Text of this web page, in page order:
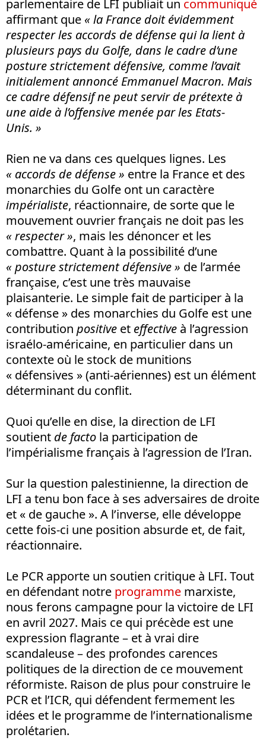
parlementaire de LFI publiait un communiqué
affirmant que « la France doit évidemment
respecter les accords de défense qui la lient à
plusieurs pays du Golfe, dans le cadre d’une
posture strictement défensive, comme l’avait
initialement annoncé Emmanuel Macron. Mais
ce cadre défensif ne peut servir de prétexte à
une aide à l’offensive menée par les Etats-
Unis. »
Rien ne va dans ces quelques lignes. Les
« accords de défense » entre la France et des
monarchies du Golfe ont un caractère
impérialiste, réactionnaire, de sorte que le
mouvement ouvrier français ne doit pas les
« respecter », mais les dénoncer et les
combattre. Quant à la possibilité d’une
« posture strictement défensive » de l’armée
française, c’est une très mauvaise
plaisanterie. Le simple fait de participer à la
« défense » des monarchies du Golfe est une
contribution positive et effective à l’agression
israélo-américaine, en particulier dans un
contexte où le stock de munitions
« défensives » (anti-aériennes) est un élément
déterminant du conflit.
Quoi qu’elle en dise, la direction de LFI
soutient de facto la participation de
l’impérialisme français à l’agression de l’Iran.
Sur la question palestinienne, la direction de
LFI a tenu bon face à ses adversaires de droite
et « de gauche ». A l’inverse, elle développe
cette fois-ci une position absurde et, de fait,
réactionnaire.
Le PCR apporte un soutien critique à LFI. Tout
en défendant notre programme marxiste,
nous ferons campagne pour la victoire de LFI
en avril 2027. Mais ce qui précède est une
expression flagrante – et à vrai dire
scandaleuse – des profondes carences
politiques de la direction de ce mouvement
réformiste. Raison de plus pour construire le
PCR et l’ICR, qui défendent fermement les
idées et le programme de l’internationalisme
prolétarien.